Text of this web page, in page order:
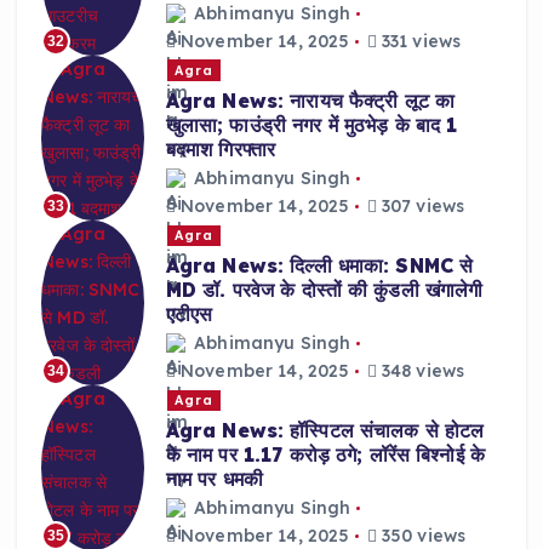
32
Abhimanyu Singh
November 14, 2025
331 views
33
Agra
Agra News: नारायच फैक्ट्री लूट का
खुलासा; फाउंड्री नगर में मुठभेड़ के बाद 1
बदमाश गिरफ्तार
Abhimanyu Singh
November 14, 2025
307 views
34
Agra
Agra News: दिल्ली धमाका: SNMC से
MD डॉ. परवेज के दोस्तों की कुंडली खंगालेगी
एटीएस
Abhimanyu Singh
November 14, 2025
348 views
35
Agra
Agra News: हॉस्पिटल संचालक से होटल
के नाम पर 1.17 करोड़ ठगे; लॉरेंस बिश्नोई के
नाम पर धमकी
Abhimanyu Singh
November 14, 2025
350 views